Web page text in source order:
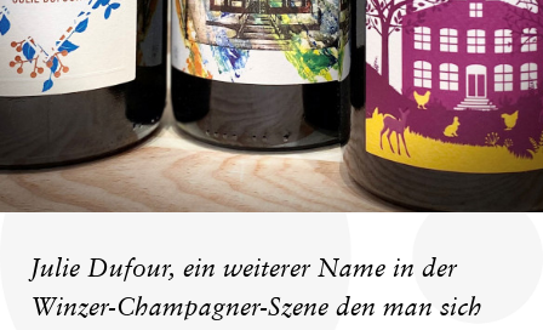
Julie Dufour, ein weiterer Name in der
Winzer-Champagner-Szene den man sich